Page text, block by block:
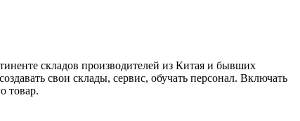
складов производителей из Китая и бывших
свои склады, сервис, обучать персонал. Включать
товар.